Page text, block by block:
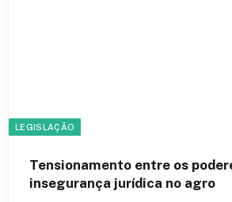
LEGISLAÇÃO
Tensionamento entre os
insegurança jurídica no agro